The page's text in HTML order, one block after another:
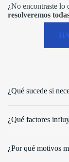
¿No encontraste lo
resolveremos
¿Qué sucede si
¿Qué factores
¿Por qué motivos